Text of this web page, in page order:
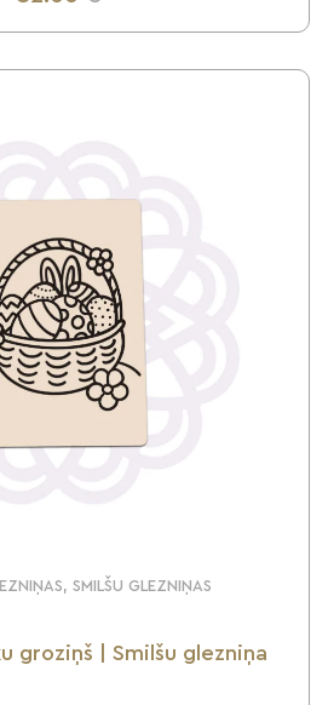
UZZINI VAIRĀK
SMILŠU GLEZNIŅAS
groziņš | Smilšu glezniņa